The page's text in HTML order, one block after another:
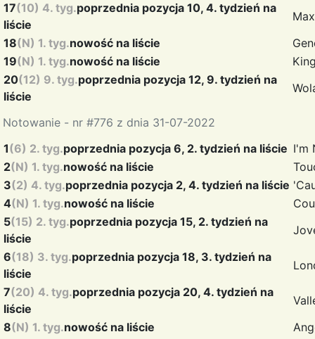
Notowanie - nr #776 z dnia 31-07-2022
17(10) 4. tyg.poprzednia pozycja 10, 4. tydzień na
liście
18(N) 1. tyg.nowość na liście
19(N) 1. tyg.nowość na liście
20(12) 9. tyg.poprzednia pozycja 12, 9. tydzień na
liście
1(6) 2. tyg.poprzednia pozycja 6, 2. tydzień na liście I'm
2(N) 1. tyg.nowość na liście
3(2) 4. tyg.poprzednia pozycja 2, 4. tydzień na liście
4(N) 1. tyg.nowość na liście
5(15) 2. tyg.poprzednia pozycja 15, 2. tydzień na
liście
6(18) 3. tyg.poprzednia pozycja 18, 3. tydzień na
liście
7(20) 4. tyg.poprzednia pozycja 20, 4. tydzień na
liście
8(N) 1. tyg.nowość na liście